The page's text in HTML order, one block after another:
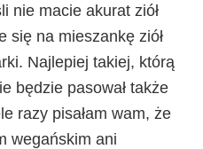
nie macie akurat ziół
się na mieszankę ziół
Najlepiej takiej, którą
będzie pasował także
razy pisałam wam, że
wegańskim ani